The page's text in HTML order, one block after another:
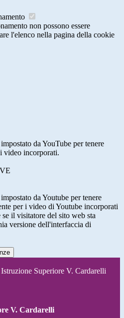
non possono essere
l'elenco nella pagina della cookie
da YouTube per tenere
video incorporati.
da Youtube per tenere
per i video di Youtube incorporati
il visitatore del sito web sta
versione dell'interfaccia di
Superiore V. Cardarelli
V. Cardarelli